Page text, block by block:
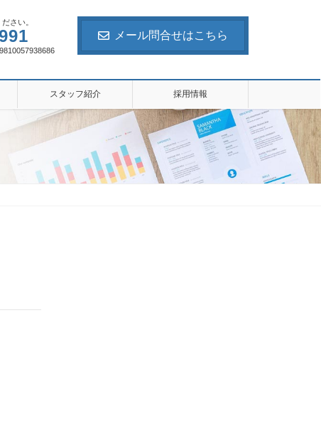
さい。
メール問合せはこちら
スタッフ紹介 採用情報